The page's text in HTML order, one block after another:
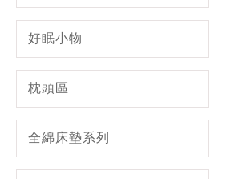
好眠小物
枕頭區
全綿床墊系列